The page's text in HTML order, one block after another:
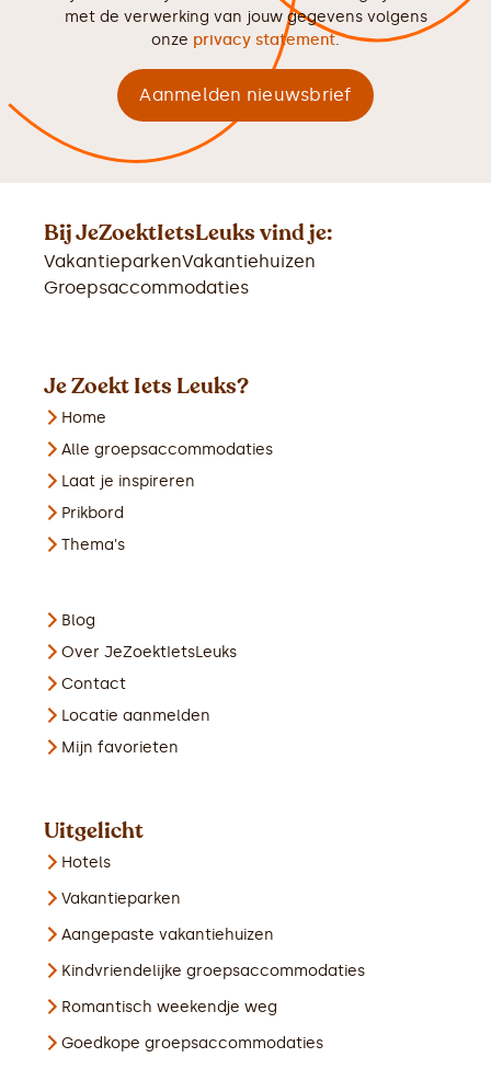
met de verwerking van jouw gegevens volgens
onze privacy statement.
Bij JeZoektIetsLeuks vind je:
VakantieparkenVakantiehuizen
Groepsaccommodaties
Je Zoekt Iets Leuks?
Home
Alle groepsaccommodaties
Laat je inspireren
Prikbord
Thema's
Blog
Over JeZoektIetsLeuks
Contact
Locatie aanmelden
Mijn favorieten
Uitgelicht
Hotels
Vakantieparken
Aangepaste vakantiehuizen
Kindvriendelijke groepsaccommodaties
Romantisch weekendje weg
Goedkope groepsaccommodaties